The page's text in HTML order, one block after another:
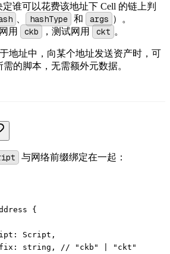
谁可以花费该地址下 Cell 的链上判
hashType 和 args ）。
用 ckb ，测试网用 ckt 。
地址中，向某个地址发送资产时，可
的脚本，无需额外元数据。
与网络前缀绑定在一起：
{
: Script ,
: string ,
// "ckb" | "ckt"